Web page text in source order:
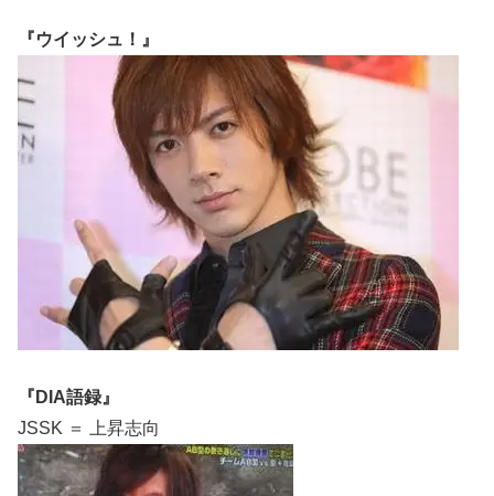
『ウイッシュ！』
『DIA語録』
JSSK ＝ 上昇志向